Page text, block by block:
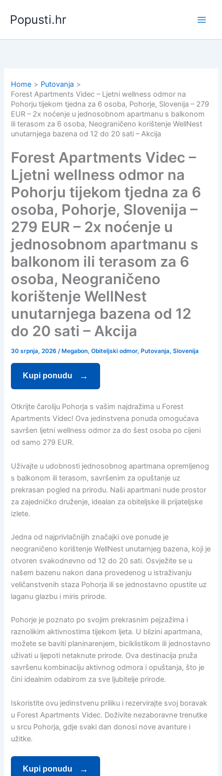
content
Popusti.hr
Home
Putovanja
Forest Apartments Videc – Ljetni wellness odmor na
Pohorju tijekom tjedna za 6 osoba, Pohorje, Slovenija – 279
EUR – 2x noćenje u jednosobnom apartmanu s balkonom
ili terasom za 6 osoba, Neograničeno korištenje WellNest
unutarnjega bazena od 12 do 20 sati – Akcija
Forest Apartments Videc –
Ljetni wellness odmor na
Pohorju tijekom tjedna za 6
osoba, Pohorje, Slovenija –
279 EUR – 2x noćenje u
jednosobnom apartmanu s
balkonom ili terasom za 6
osoba, Neograničeno
korištenje WellNest
unutarnjega bazena od 12
do 20 sati – Akcija
30 srpnja, 2026/ Megabon,Obiteljski odmor, Putovanja,Slovenija
Kupi ponudu
Otkrijte čaroliju Pohorja s vašim najdražima u Forest
Apartments Videc! Ova jedinstvena ponuda omogućava
savršen ljetni wellness odmor za do šest osoba po cijeni
od samo 279 EUR.
Uživajte u udobnosti jednosobnog apartmana opremljenog
s balkonom ili terasom, savršenim za opuštanje uz
prekrasan pogled na prirodu. Naši apartmani nude prostor
za zajedničko druženje, idealan za obiteljske ili prijateljske
izlete.
Jedna od najprivlačnijih značajki ove ponude je
neograničeno korištenje WellNest unutarnjeg bazena, koji je
otvoren svakodnevno od 12 do 20 sati. Osvježite se u
našem bazenu nakon dana provedenog u istraživanju
veličanstvenih staza Pohorja ili se jednostavno opustite uz
laganu glazbu i miris prirode.
Pohorje je poznato po svojim prekrasnim pejzažima i
raznolikim aktivnostima tijekom ljeta. U blizini apartmana,
možete se baviti planinarenjem, biciklistikom ili jednostavno
uživati u ljepoti netaknute prirode. Ova destinacija pruža
savršenu kombinaciju aktivnog odmora i opuštanja, što je
čini idealnim odabirom za sve ljubitelje prirode.
Iskoristite ovu jedinstvenu priliku i rezervirajte svoj boravak
u Forest Apartments Videc. Doživite nezaboravne trenutke
u srcu Pohorja, gdje svaki dan donosi nove avanture i
užitke.
Kupi ponudu